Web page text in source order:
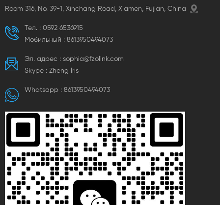
Room 316, No. 39-1, Xinchang Road, Xiamen, Fujian, China
Тел. : 0592 6536915
Мобильный : 8613950494073
Эл. адрес : sophia@fzolink.com
Skype : Zheng lris
Whatsapp : 8613950494073